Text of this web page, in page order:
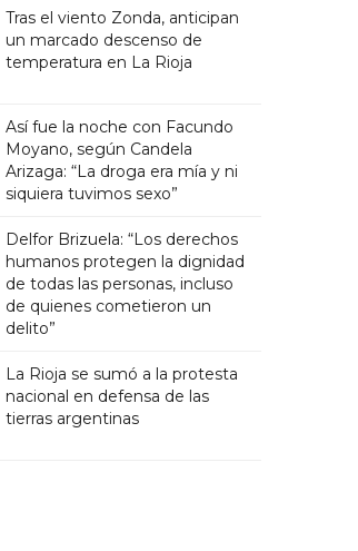
Tras el viento Zonda, anticipan
un marcado descenso de
temperatura en La Rioja
Así fue la noche con Facundo
Moyano, según Candela
Arizaga: “La droga era mía y ni
siquiera tuvimos sexo”
Delfor Brizuela: “Los derechos
humanos protegen la dignidad
de todas las personas, incluso
de quienes cometieron un
delito”
La Rioja se sumó a la protesta
nacional en defensa de las
tierras argentinas